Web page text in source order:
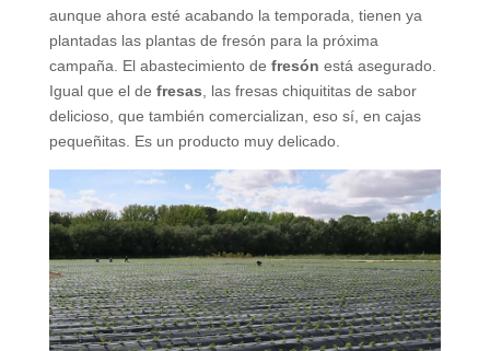
aunque ahora esté acabando la temporada, tienen ya
plantadas las plantas de fresón para la próxima
campaña. El abastecimiento de fresón está asegurado.
Igual que el de fresas , las fresas chiquititas de sabor
delicioso, que también comercializan, eso sí, en cajas
pequeñitas. Es un producto muy delicado.